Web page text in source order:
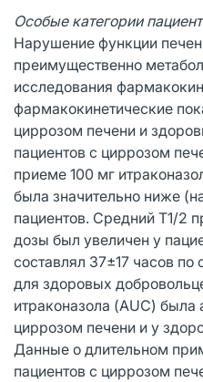
Особые категории
Нарушение функции
преимущественно
исследования
фармакокинетические
циррозом печени и
пациентов с циррозом
приеме 100 мг
была значительно ниже
пациентов. Средний T1/2
дозы был увеличен у
составлял 37±17 часов
для здоровых
итраконазола (AUC) была
циррозом печени и у
Данные о длительном
пациентов с циррозом